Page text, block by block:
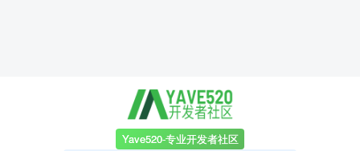
Yave520-专业开发者社区